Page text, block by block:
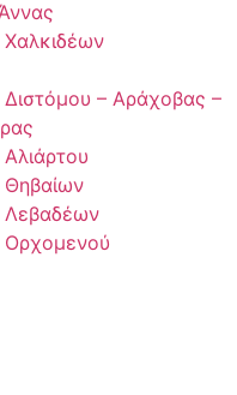
– Αράχοβας –